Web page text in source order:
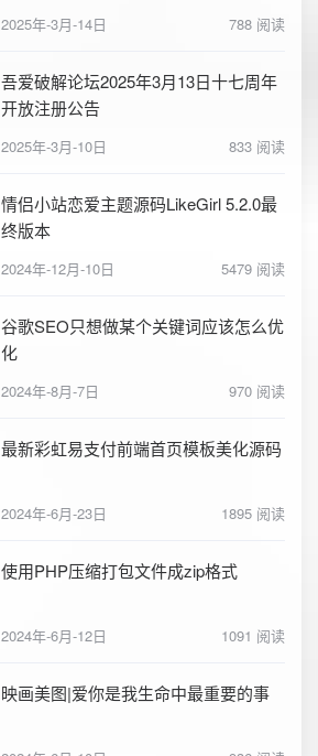
2025年-3月-14日 788 阅读
吾爱破解论坛2025年3月13日十七周年
开放注册公告
2025年-3月-10日 833 阅读
情侣小站恋爱主题源码LikeGirl 5.2.0最
终版本
2024年-12月-10日 5479 阅读
谷歌SEO只想做某个关键词应该怎么优
化
2024年-8月-7日 970 阅读
最新彩虹易支付前端首页模板美化源码
2024年-6月-23日 1895 阅读
使用PHP压缩打包文件成zip格式
2024年-6月-12日 1091 阅读
映画美图|爱你是我生命中最重要的事